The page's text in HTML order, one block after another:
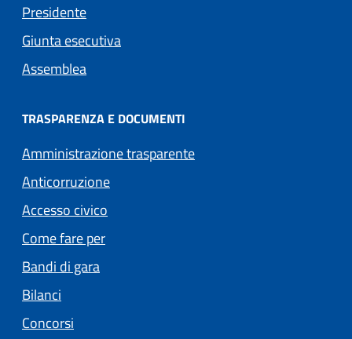
Presidente
Giunta esecutiva
Assemblea
TRASPARENZA E DOCUMENTI
Amministrazione trasparente
Anticorruzione
Accesso civico
Come fare per
Bandi di gara
Bilanci
Concorsi